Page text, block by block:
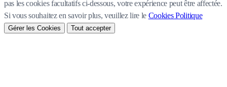
pas les cookies facultatifs ci-dessous, votre expérience peut être affectée.
Si vous souhaitez en savoir plus, veuillez lire le Cookies Politique
Gérer les Cookies Tout accepter